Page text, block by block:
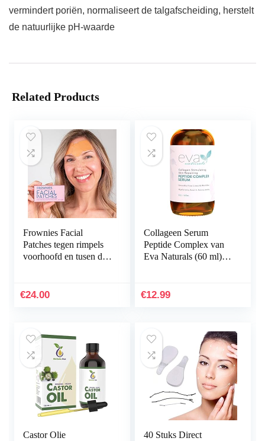
vermindert poriën, normaliseert de talgafscheiding, herstelt
de natuurlijke pH-waarde
Related Products
Frownies Facial
Patches tegen rimpels
voorhoofd en tusen de
€24.00
Collageen Serum
Peptide Complex van
Eva Naturals (60 ml) –
Antiveroudering
€12.99
Castor Olie
40 Stuks Direct